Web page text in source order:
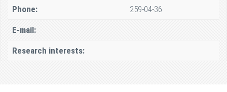
Phone: 259-04-36
E-mail:
Research interests: